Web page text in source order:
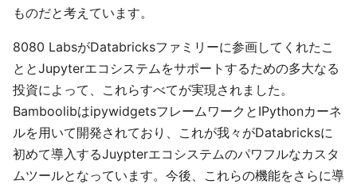
ものだと考えています。
8080 LabsがDatabricksファミリーに参画してくれたこ
ととJupyterエコシステムをサポートするための多大なる
投資によって、これらすべてが実現されました。
BamboolibはipywidgetsフレームワークとIPythonカーネ
ルを用いて開発されており、これが我々がDatabricksに
初めて導入するJuypterエコシステムのパワフルなカスタ
ムツールとなっています。今後、これらの機能をさらに導